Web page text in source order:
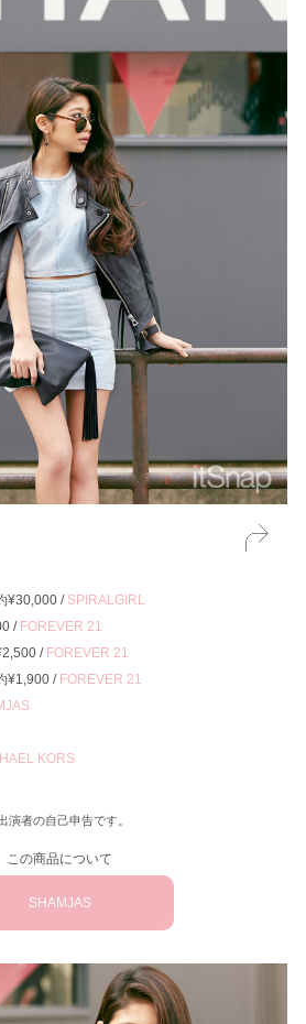
¥30,000 / SPIRALGIRL
/ FOREVER 21
/ FOREVER 21
¥1,900 / FOREVER 21
KORS
演者の自己申告です。
この商品について
SHAMJAS